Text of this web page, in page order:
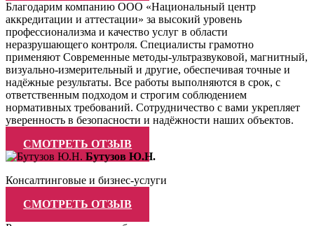
Благодарим компанию ООО «Национальный центр
аккредитации и аттестации» за высокий уровень
профессионализма и качество услуг в области
неразрушающего контроля. Специалисты грамотно
применяют Современные методы-ультразвуковой, магнитный,
визуально-измерительный и другие, обеспечивая точные и
надёжные результаты. Все работы выполняются в срок, с
ответственным подходом и строгим соблюдением
нормативных требований. Сотрудничество с вами укрепляет
уверенность в безопасности и надёжности наших объектов.
СМОТРЕТЬ ОТЗЫВ
Бутузов Ю.Н.
Консалтинговые и бизнес-услуги
СМОТРЕТЬ ОТЗЫВ